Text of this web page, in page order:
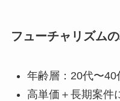
フューチャリズム
年齢層：20代〜40
高単価＋長期案件